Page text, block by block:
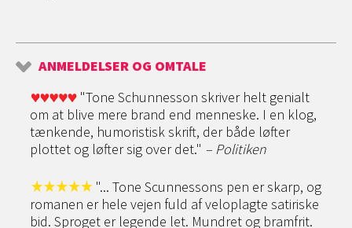
ANMELDELSER OG OMTALE
"Tone Schunnesson skriver helt genialt
om at blive mere brand end menneske. I en klog,
tænkende, humoristisk skrift, der både løfter
plottet og løfter sig over det." – Politiken
"... Tone Scunnessons pen er skarp, og
romanen er hele vejen fuld af veloplagte satiriske
bid. Sproget er legende let. Mundret og bramfrit.